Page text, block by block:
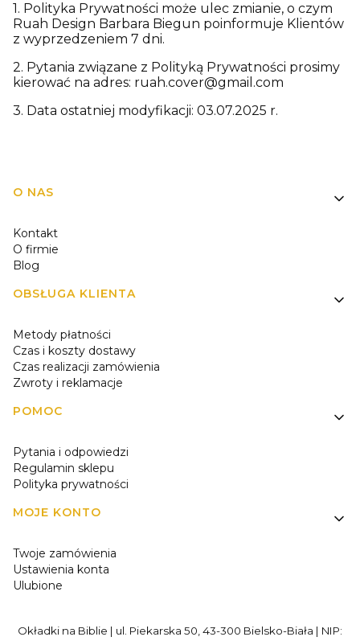
1. Polityka Prywatności może ulec zmianie, o czym
Ruah Design Barbara Biegun poinformuje Klientów
z wyprzedzeniem 7 dni.
2. Pytania związane z Polityką Prywatności prosimy
kierować na adres: ruah.cover@gmail.com
3. Data ostatniej modyfikacji: 03.07.2025 r.
Linki w stopce
O NAS
Kontakt
O firmie
Blog
OBSŁUGA KLIENTA
Metody płatności
Czas i koszty dostawy
Czas realizacji zamówienia
Zwroty i reklamacje
POMOC
Pytania i odpowiedzi
Regulamin sklepu
Polityka prywatności
MOJE KONTO
Twoje zamówienia
Ustawienia konta
Ulubione
Okładki na Biblie | ul. Piekarska 50, 43-300 Bielsko-Biała | NIP: